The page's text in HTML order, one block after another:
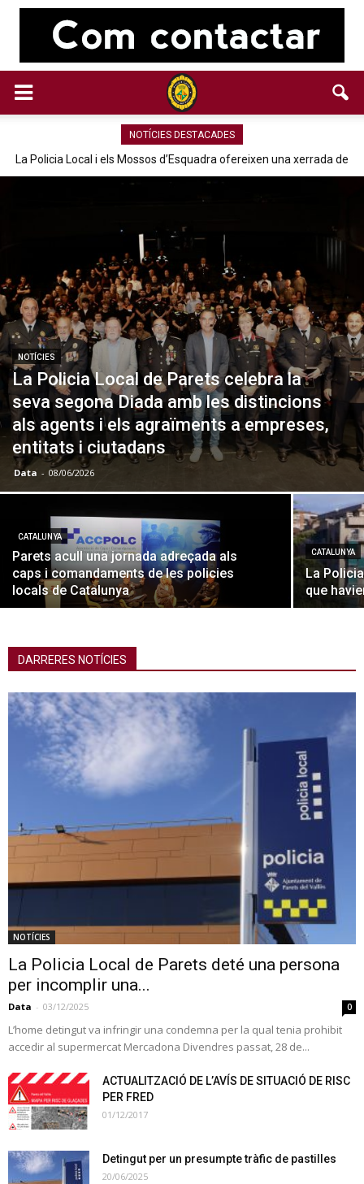
NOTÍCIES DESTACADES
La Policia Local i els Mossos d’Esquadra ofereixen una xerrada de
NOTÍCIES
La Policia Local de Parets celebra la
seva segona Diada amb les distincions
als agents i els agraïments a empreses,
entitats i ciutadans
Data - 08/06/2026
CATALUNYA
Parets acull una jornada adreçada als
caps i comandaments de les policies
locals de Catalunya
CATALUNYA
La
que
DARRERES NOTÍCIES
NOTÍCIES
La Policia Local de Parets deté una persona
per incomplir una...
Data - 03/12/2025 0
L’home detingut va infringir una condemna per la qual tenia prohibit
accedir al supermercat Mercadona Divendres passat, 28 de...
ACTUALITZACIÓ DE L’AVÍS DE SITUACIÓ DE RISC
PER FRED
01/12/2017
Detingut per un presumpte tràfic de pastilles
20/06/2025